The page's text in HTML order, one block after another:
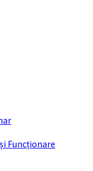
Funcționare